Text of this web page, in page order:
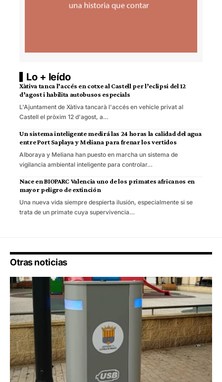
Lo + leído
Xàtiva tanca l’accés en cotxe al Castell per l’eclipsi del 12
d’agost i habilita autobusos especials
L'Ajuntament de Xàtiva tancarà l'accés en vehicle privat al
Castell el pròxim 12 d'agost, a…
Un sistema inteligente medirá las 24 horas la calidad del agua
entre Port Saplaya y Meliana para frenar los vertidos
Alboraya y Meliana han puesto en marcha un sistema de
vigilancia ambiental inteligente para controlar…
Nace en BIOPARC Valencia uno de los primates africanos en
mayor peligro de extinción
Una nueva vida siempre despierta ilusión, especialmente si se
trata de un primate cuya supervivencia…
Otras noticias